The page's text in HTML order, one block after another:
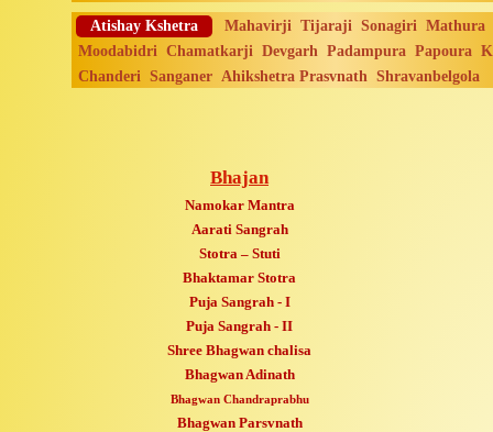
Atishay Kshetra Mahavirji Tijaraji Sonagiri Mathura
Moodabidri Chamatkarji Devgarh Padampura Papoura
Chanderi Sanganer Ahikshetra Prasvnath Shravanbelgola
Bhajan
Namokar Mantra
Aarati Sangrah
Stotra – Stuti
Bhaktamar Stotra
Puja Sangrah - I
Puja Sangrah - II
Shree Bhagwan chalisa
Bhagwan Adinath
Bhagwan Chandraprabhu
Bhagwan Parsvnath